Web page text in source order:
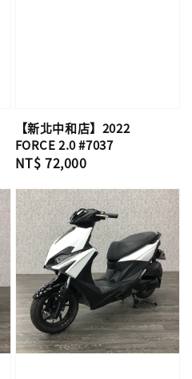
【新北中和店】2022
FORCE 2.0 #7037
Regular
NT$ 72,000